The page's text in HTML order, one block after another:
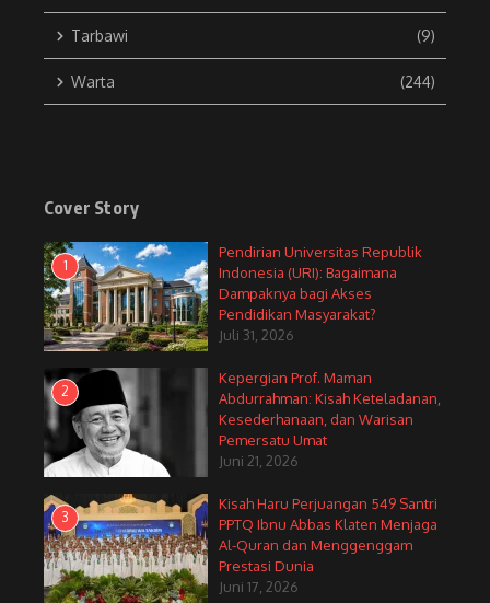
Tarbawi (9)
Warta (244)
Cover Story
1
Pendirian Universitas Republik
Indonesia (URI): Bagaimana
Dampaknya bagi Akses
Pendidikan Masyarakat?
Juli 31, 2026
2
Kepergian Prof. Maman
Abdurrahman: Kisah Keteladanan,
Kesederhanaan, dan Warisan
Pemersatu Umat
Juni 21, 2026
3
Kisah Haru Perjuangan 549 Santri
PPTQ Ibnu Abbas Klaten Menjaga
Al-Quran dan Menggenggam
Prestasi Dunia
Juni 17, 2026